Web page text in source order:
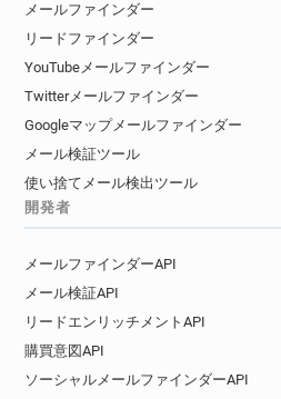
メールファインダー
リードファインダー
YouTubeメールファインダー
Twitterメールファインダー
Googleマップメールファインダー
メール検証ツール
使い捨てメール検出ツール
開発者
メールファインダーAPI
メール検証API
リードエンリッチメントAPI
購買意図API
ソーシャルメールファインダーAPI